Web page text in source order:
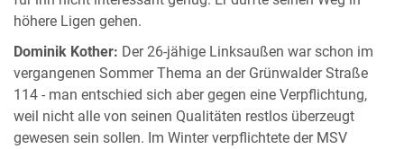
höhere Ligen gehen.
Dominik Kother: Der 26-jähige Linksaußen war schon im
vergangenen Sommer Thema an der Grünwalder Straße
114 - man entschied sich aber gegen eine Verpflichtung,
weil nicht alle von seinen Qualitäten restlos überzeugt
gewesen sein sollen. Im Winter verpflichtete der MSV